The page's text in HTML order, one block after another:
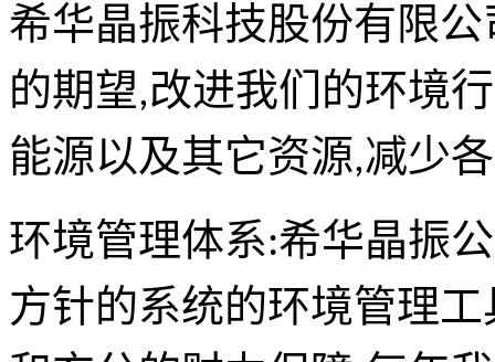
希华晶振科技股份有限
的期望,改进我们的环境
能源以及其它资源,减少
环境管理体系:希华晶振
方针的系统的环境管理